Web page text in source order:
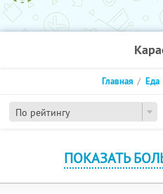
По рейтингу
Главная Еда
ПОКАЗАТЬ